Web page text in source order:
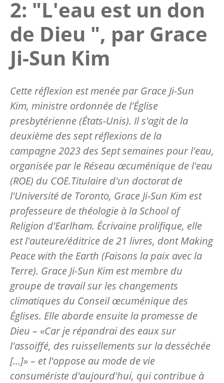
2: "L'eau est un don
de Dieu ", par Grace
Ji-Sun Kim
Cette réflexion est menée par Grace Ji-Sun
Kim, ministre ordonnée de l'Église
presbytérienne (États-Unis). Il s'agit de la
deuxième des sept réflexions de la
campagne 2023 des Sept semaines pour l'eau,
organisée par le Réseau œcuménique de l'eau
(ROE) du COE.Titulaire d'un doctorat de
l'Université de Toronto, Grace Ji-Sun Kim est
professeure de théologie à la School of
Religion d'Earlham. Écrivaine prolifique, elle
est l'auteure/éditrice de 21 livres, dontMaking
Peace with the Earth (Faisons la paix avec la
Terre). Grace Ji-Sun Kim est membre du
groupe de travail sur les changements
climatiques du Conseil œcuménique des
Églises. Elle aborde ensuite la promesse de
Dieu – «Car je répandrai des eaux sur
l'assoiffé, des ruissellements sur la desséchée
[...]» – et l'oppose au mode de vie
consumériste d'aujourd'hui, qui contribue à